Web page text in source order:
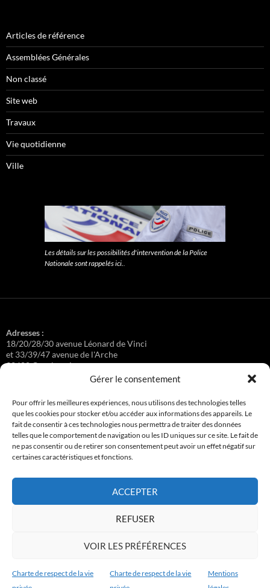
Gérer le consentement
Pour offrir les meilleures expériences, nous utilisons des technologies telles
que les cookies pour stocker et/ou accéder aux informations des appareils. Le
fait de consentir à ces technologies nous permettra de traiter des données
telles que le comportement de navigation ou les ID uniques sur ce site. Le fait de
ne pas consentir ou de retirer son consentement peut avoir un effet négatif sur
certaines caractéristiques et fonctions.
ACCEPTER
REFUSER
VOIR LES PRÉFÉRENCES
Charte de respect de la vie
Charte de respect de la vie
Mentions
Articles de référence
Assemblées Générales
Non classé
Site web
Travaux
Vie quotidienne
Ville
Les détails sur les possibilités d'intervention de la Police
Nationale sont rappelés ici..
Adresses :
18/20/28/30 avenue Léonard de Vinci
et 33/39/47 avenue de l'Arche
92400 Courbevoie
Régisseuse :
Loge au 39 Avenue de l'Arche.
Connexion
Copyright © 2017-2026 résidence Apollonia 1